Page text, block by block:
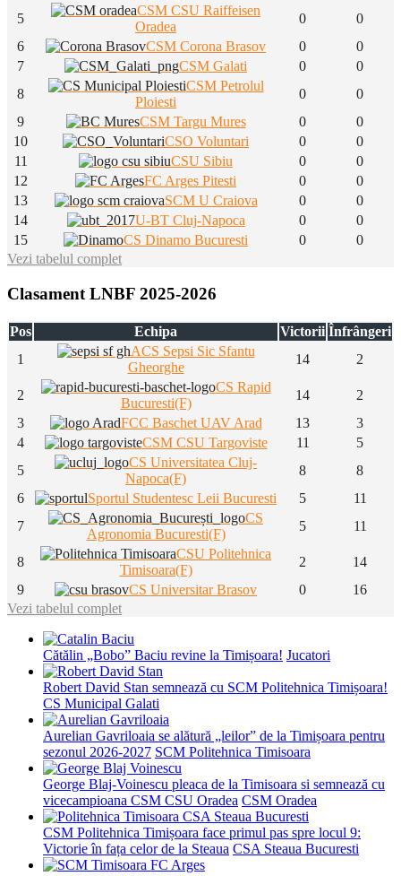
5
CSM CSU Raiffeisen
Oradea
0
0
6
CSM Corona Brasov 0
0
7
CSM Galati 0
0
8
CSM Petrolul
Ploiesti
0
0
9
CSM Targu Mures 0
0
10
CSO Voluntari 0
0
11
CSU Sibiu 0
0
12
FC Arges Pitesti 0
0
13
SCM U Craiova 0
0
14
U-BT Cluj-Napoca 0
0
15
CS Dinamo Bucuresti 0
0
Vezi tabelul complet
Clasament LNBF 2025-2026
Pos Echipa Victorii Înfrângeri
1
ACS Sepsi Sic Sfantu
Gheorghe
14 2
2
CS Rapid
Bucuresti(F)
14
2
3
FCC Baschet UAV Arad 13
3
4
CSM CSU Targoviste 11
5
5
CS Universitatea Cluj-
Napoca(F)
8
8
6
Sportul Studentesc Leii Bucuresti 5
11
7
CS
Agronomia Bucuresti(F)
5 11
8
CSU Politehnica
Timisoara(F)
2
14
9
CS Universitar Brasov 0
16
Vezi tabelul complet
Cătălin „Bobo” Baciu revine la Timișoara! Jucatori
Robert David Stan semnează cu SCM Politehnica Timișoara!
CS Municipal Galati
Aurelian Gavriloaia se alătură „leilor” de la Timișoara pentru
sezonul 2026-2027 SCM Politehnica Timisoara
George Blaj-Voinescu pleaca de la Timisoara si semnează cu
vicecampioana CSM CSU Oradea CSM Oradea
CSM Politehnica Timișoara face primul pas spre locul 9:
Victorie în fața celor de la Steaua CSA Steaua Bucuresti